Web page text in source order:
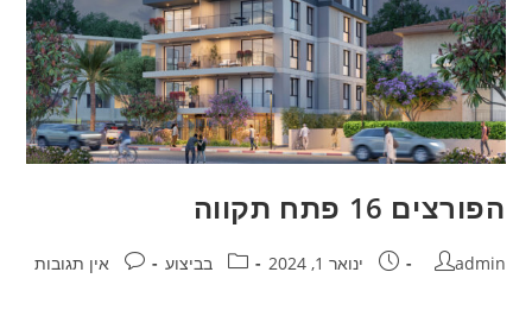
הפורצים 16 פתח תקווה
admin ינואר 1, 2024 בביצוע אין תגובות